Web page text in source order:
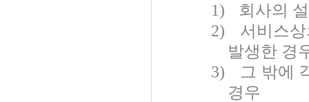
1)
회사의
2)
서비스
발생한 경
3)
그 밖에
경우